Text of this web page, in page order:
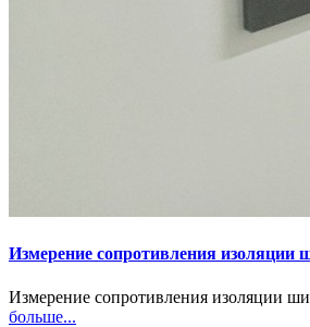
Измерение сопротивления изоляции
Измерение сопротивления изоляции
больше...